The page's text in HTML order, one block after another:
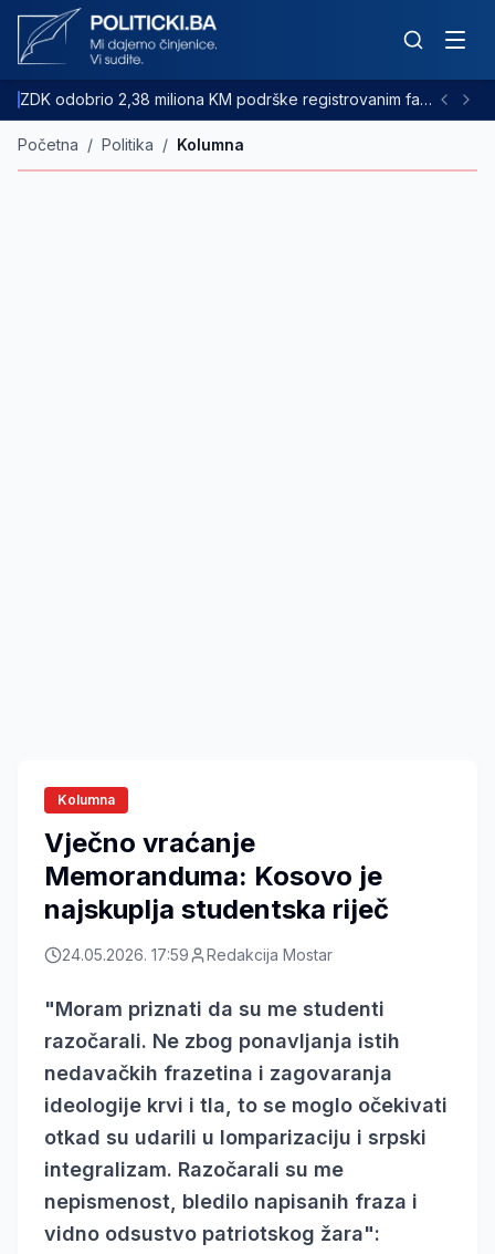
ZDK odobrio 2,38 miliona KM podrške registrovanim farmama goveda
Početna / Politika / Kolumna
Kolumna
Vječno vraćanje
Memoranduma: Kosovo je
najskuplja studentska riječ
24.05.2026. 17:59 Redakcija Mostar
"Moram priznati da su me studenti
razočarali. Ne zbog ponavljanja istih
nedavačkih frazetina i zagovaranja
ideologije krvi i tla, to se moglo očekivati
otkad su udarili u lomparizaciju i srpski
integralizam. Razočarali su me
nepismenost, bledilo napisanih fraza i
vidno odsustvo patriotskog žara":